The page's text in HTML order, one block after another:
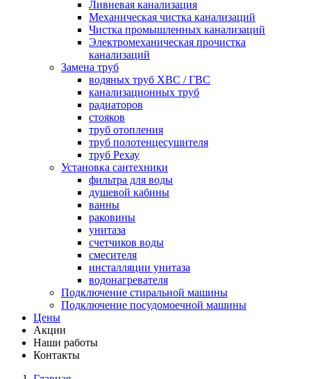
Ливневая канализация
Механическая чистка канализаций
Чистка промышленных канализаций
Электромеханическая прочистка
канализаций
Замена труб
водяных труб ХВС / ГВС
канализационных труб
радиаторов
стояков
труб отопления
труб полотенцесушителя
труб Рехау
Установка сантехники
фильтра для воды
душевой кабины
ванны
раковины
унитаза
счетчиков воды
смесителя
инсталляции унитаза
водонагревателя
Подключение стиральной машины
Подключение посудомоечной машины
Цены
Акции
Наши работы
Контакты